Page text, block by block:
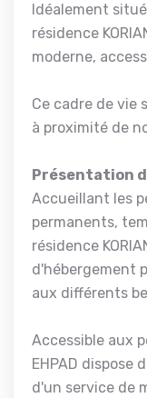
Idéalement
résidence
moderne,
Ce cadre de vie
à proximité de
Présentation
Accueillant les
permanents,
résidence
d'hébergement
aux différents
Accessible aux
EHPAD dispose
d'un service de